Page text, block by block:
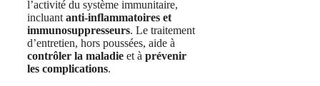
l’activité du système immunitaire,
incluant anti-inflammatoires et
immunosuppresseurs. Le traitement
d’entretien, hors poussées, aide à
contrôler la maladie et à prévenir
les complications.